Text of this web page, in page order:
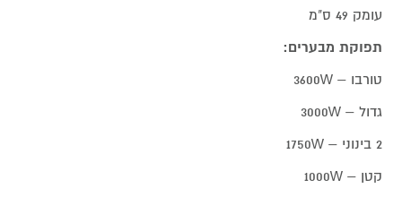
עומק 49 ס"מ
תפוקת מבערים:
טורבו – 3600W
גדול – 3000W
2 בינוני – 1750W
קטן – 1000W